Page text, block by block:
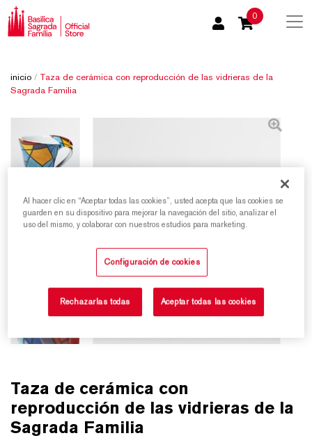
0
inicio / Taza de cerámica con reproducción de las vidrieras de la
Sagrada Familia
Taza de cerámica con
reproducción de las vidrieras de la
Sagrada Familia
Al hacer clic en “Aceptar todas las cookies”, usted acepta que las cookies se
guarden en su dispositivo para mejorar la navegación del sitio, analizar el
uso del mismo, y colaborar con nuestros estudios para marketing.
Configuración de cookies
Rechazarlas todas Aceptar todas las cookies